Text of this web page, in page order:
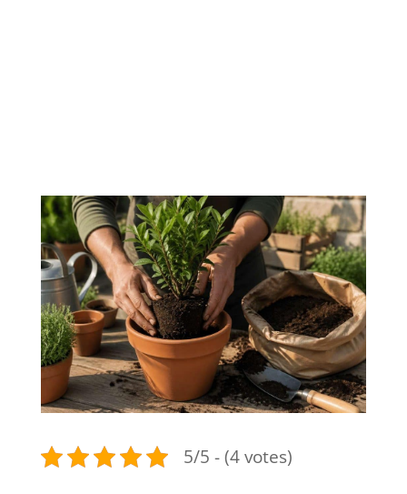
5/5 - (4 votes)